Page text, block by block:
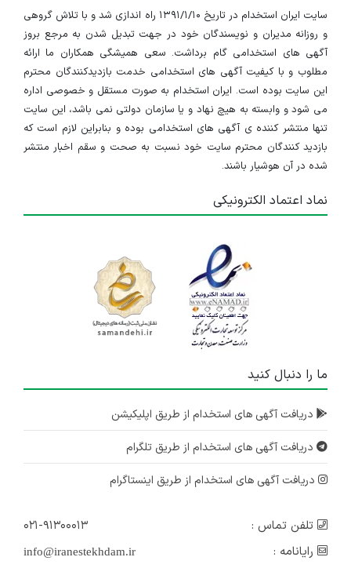
سایت ایران استخدام در تاریخ ۱۳۹۱/۱/۱۰ راه اندازی شد و با تلاش گروهی
و روزانه مدیران و نویسندگان خود در جهت تبدیل شدن به مرجع بروز
آگهی های استخدامی گام برداشت. سعی همیشگی همکاران ما ارائه
مطلوب و با کیفیت آگهی های استخدامی خدمت بازدیدکنندگان محترم
این سایت بوده است. ایران استخدام به صورت مستقل و خصوصی اداره
می شود و وابسته به هیچ نهاد و یا سازمان دولتی نمی باشد، این سایت
تنها منتشر کننده ی آگهی های استخدامی بوده و بنابراین لازم است که
بازدید کنندگان محترم سایت خود نسبت به صحت و سقم اخبار منتشر
شده در آن هوشیار باشند.
نماد اعتماد الکترونیکی
ما را دنبال کنید
دریافت آگهی های استخدام از طریق اپلیکیشن
دریافت آگهی های استخدام از طریق تلگرام
دریافت آگهی های استخدام از طریق اینستاگرام
تلفن تماس :
۰۲۱-۹۱۳۰۰۰۱۳
رایانامه :
info@iranestekhdam.ir